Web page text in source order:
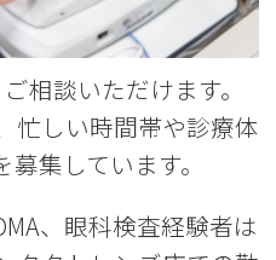
相談いただけます。
忙しい時間帯や診療体
集しています。
、眼科検査経験者は